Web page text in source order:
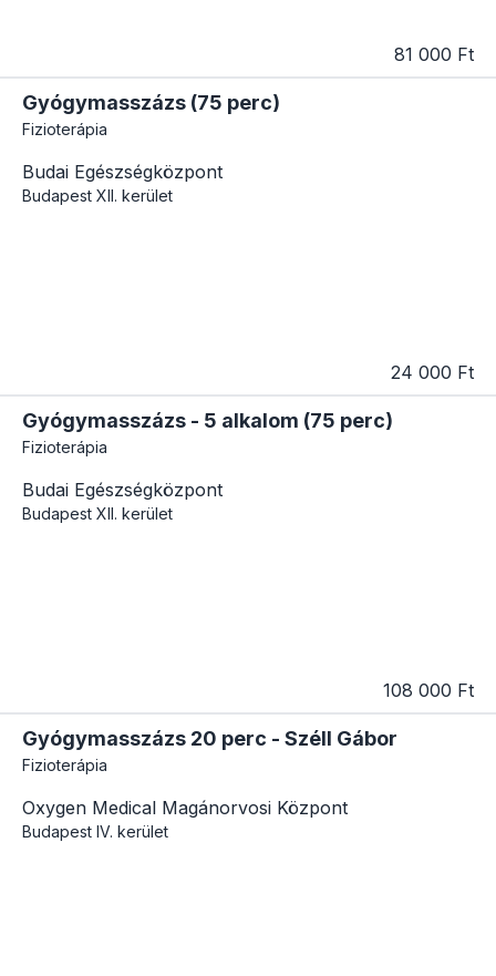
81 000 Ft
Gyógymasszázs (75 perc)
Fizioterápia
Budai Egészségközpont
Budapest XII. kerület
24 000 Ft
Gyógymasszázs - 5 alkalom (75 perc)
Fizioterápia
Budai Egészségközpont
Budapest XII. kerület
108 000 Ft
Gyógymasszázs 20 perc - Széll Gábor
Fizioterápia
Oxygen Medical Magánorvosi Központ
Budapest IV. kerület